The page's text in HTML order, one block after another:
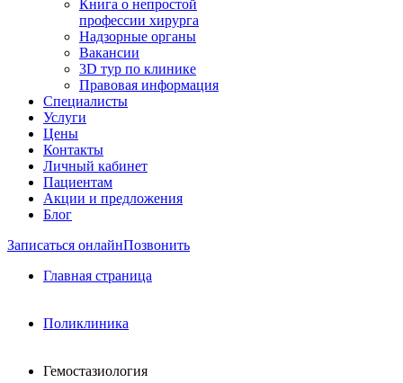
Книга о непростой
профессии хирурга
Надзорные органы
Вакансии
3D тур по клинике
Правовая информация
Специалисты
Услуги
Цены
Контакты
Личный кабинет
Пациентам
Акции и предложения
Блог
Записаться онлайнПозвонить
Главная страница
Поликлиника
Гемостазиология